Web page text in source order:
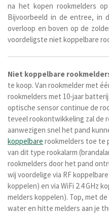
na het kopen rookmelders
Bijvoorbeeld in de entree, in
overloop en boven op de
voordeligste niet koppelbare
Niet koppelbare
te koop. Van rookmelder met
rookmelders met 10-jaar
optische sensor continue de
teveel rookontwikkeling zal de
aanwezigen snel het pand
koppelbare rookmelders toe te
van dit type rookalarm
rookmelders door het pand
wij voordelige via RF
koppelen) en via WiFi 2.4 GHz
melders koppelen). Top, met
water en hitte melders aan je